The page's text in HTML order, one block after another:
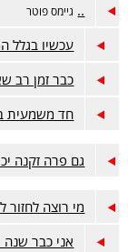
.. גיימס פוטר
עכשיו בגלל
כבר זמן רב
חד משמעית
גם פרה זקנה
מי רוצה לחזור
אני כבר שנה